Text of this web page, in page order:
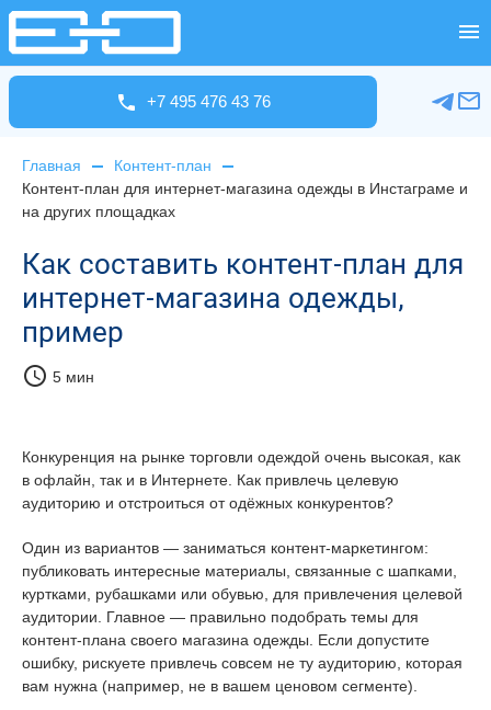
+7 495 476 43 76
Главная
Контент-план
Контент-план для интернет-магазина одежды в Инстаграме и
на других площадках
Как составить контент-план для
интернет-магазина одежды,
пример
schedule 5 мин
Конкуренция на рынке торговли одеждой очень высокая, как
в офлайн, так и в Интернете. Как привлечь целевую
аудиторию и отстроиться от одёжных конкурентов?
Один из вариантов — заниматься контент-маркетингом:
публиковать интересные материалы, связанные с шапками,
куртками, рубашками или обувью, для привлечения целевой
аудитории. Главное — правильно подобрать темы для
контент-плана своего магазина одежды. Если допустите
ошибку, рискуете привлечь совсем не ту аудиторию, которая
вам нужна (например, не в вашем ценовом сегменте).